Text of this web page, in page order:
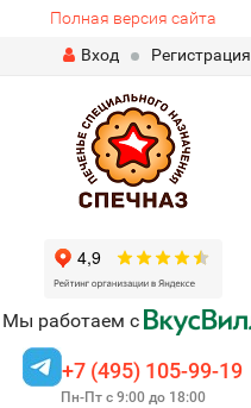
Полная версия сайта
Вход
Регистрация
Мы работаем с
+7 (495) 105-99-19
Пн-Пт с 9:00 до 18:00